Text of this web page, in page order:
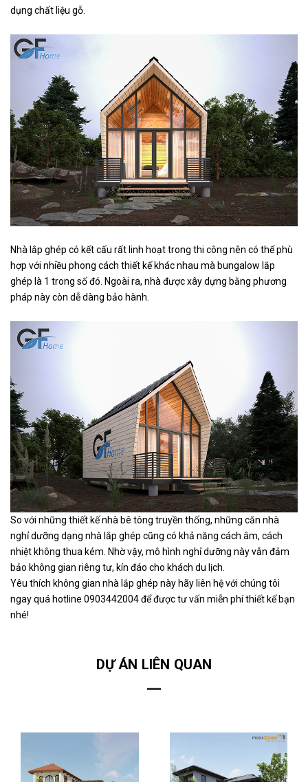
dụng chất liệu gỗ.
Nhà lắp ghép có kết cấu rất linh hoạt trong thi công nên có thể phù
hợp với nhiều phong cách thiết kế khác nhau mà bungalow lắp
ghép là 1 trong số đó. Ngoài ra, nhà được xây dựng bằng phương
pháp này còn dễ dàng bảo hành.
So với những thiết kế nhà bê tông truyền thống, những căn nhà
nghỉ dưỡng dạng nhà lắp ghép cũng có khả năng cách âm, cách
nhiệt không thua kém. Nhờ vậy, mô hình nghỉ dưỡng này vẫn đảm
bảo không gian riêng tư, kín đáo cho khách du lịch.
Yêu thích không gian nhà lắp ghép này hãy liên hệ với chúng tôi
ngay quá hotline 0903442004để được tư vấn miễn phí thiết kế bạn
nhé!
DỰ ÁN LIÊN QUAN